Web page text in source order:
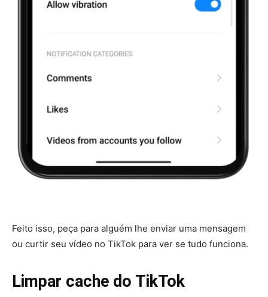
Feito isso, peça para alguém lhe enviar uma mensagem
ou curtir seu vídeo no TikTok para ver se tudo funciona.
Limpar cache do TikTok